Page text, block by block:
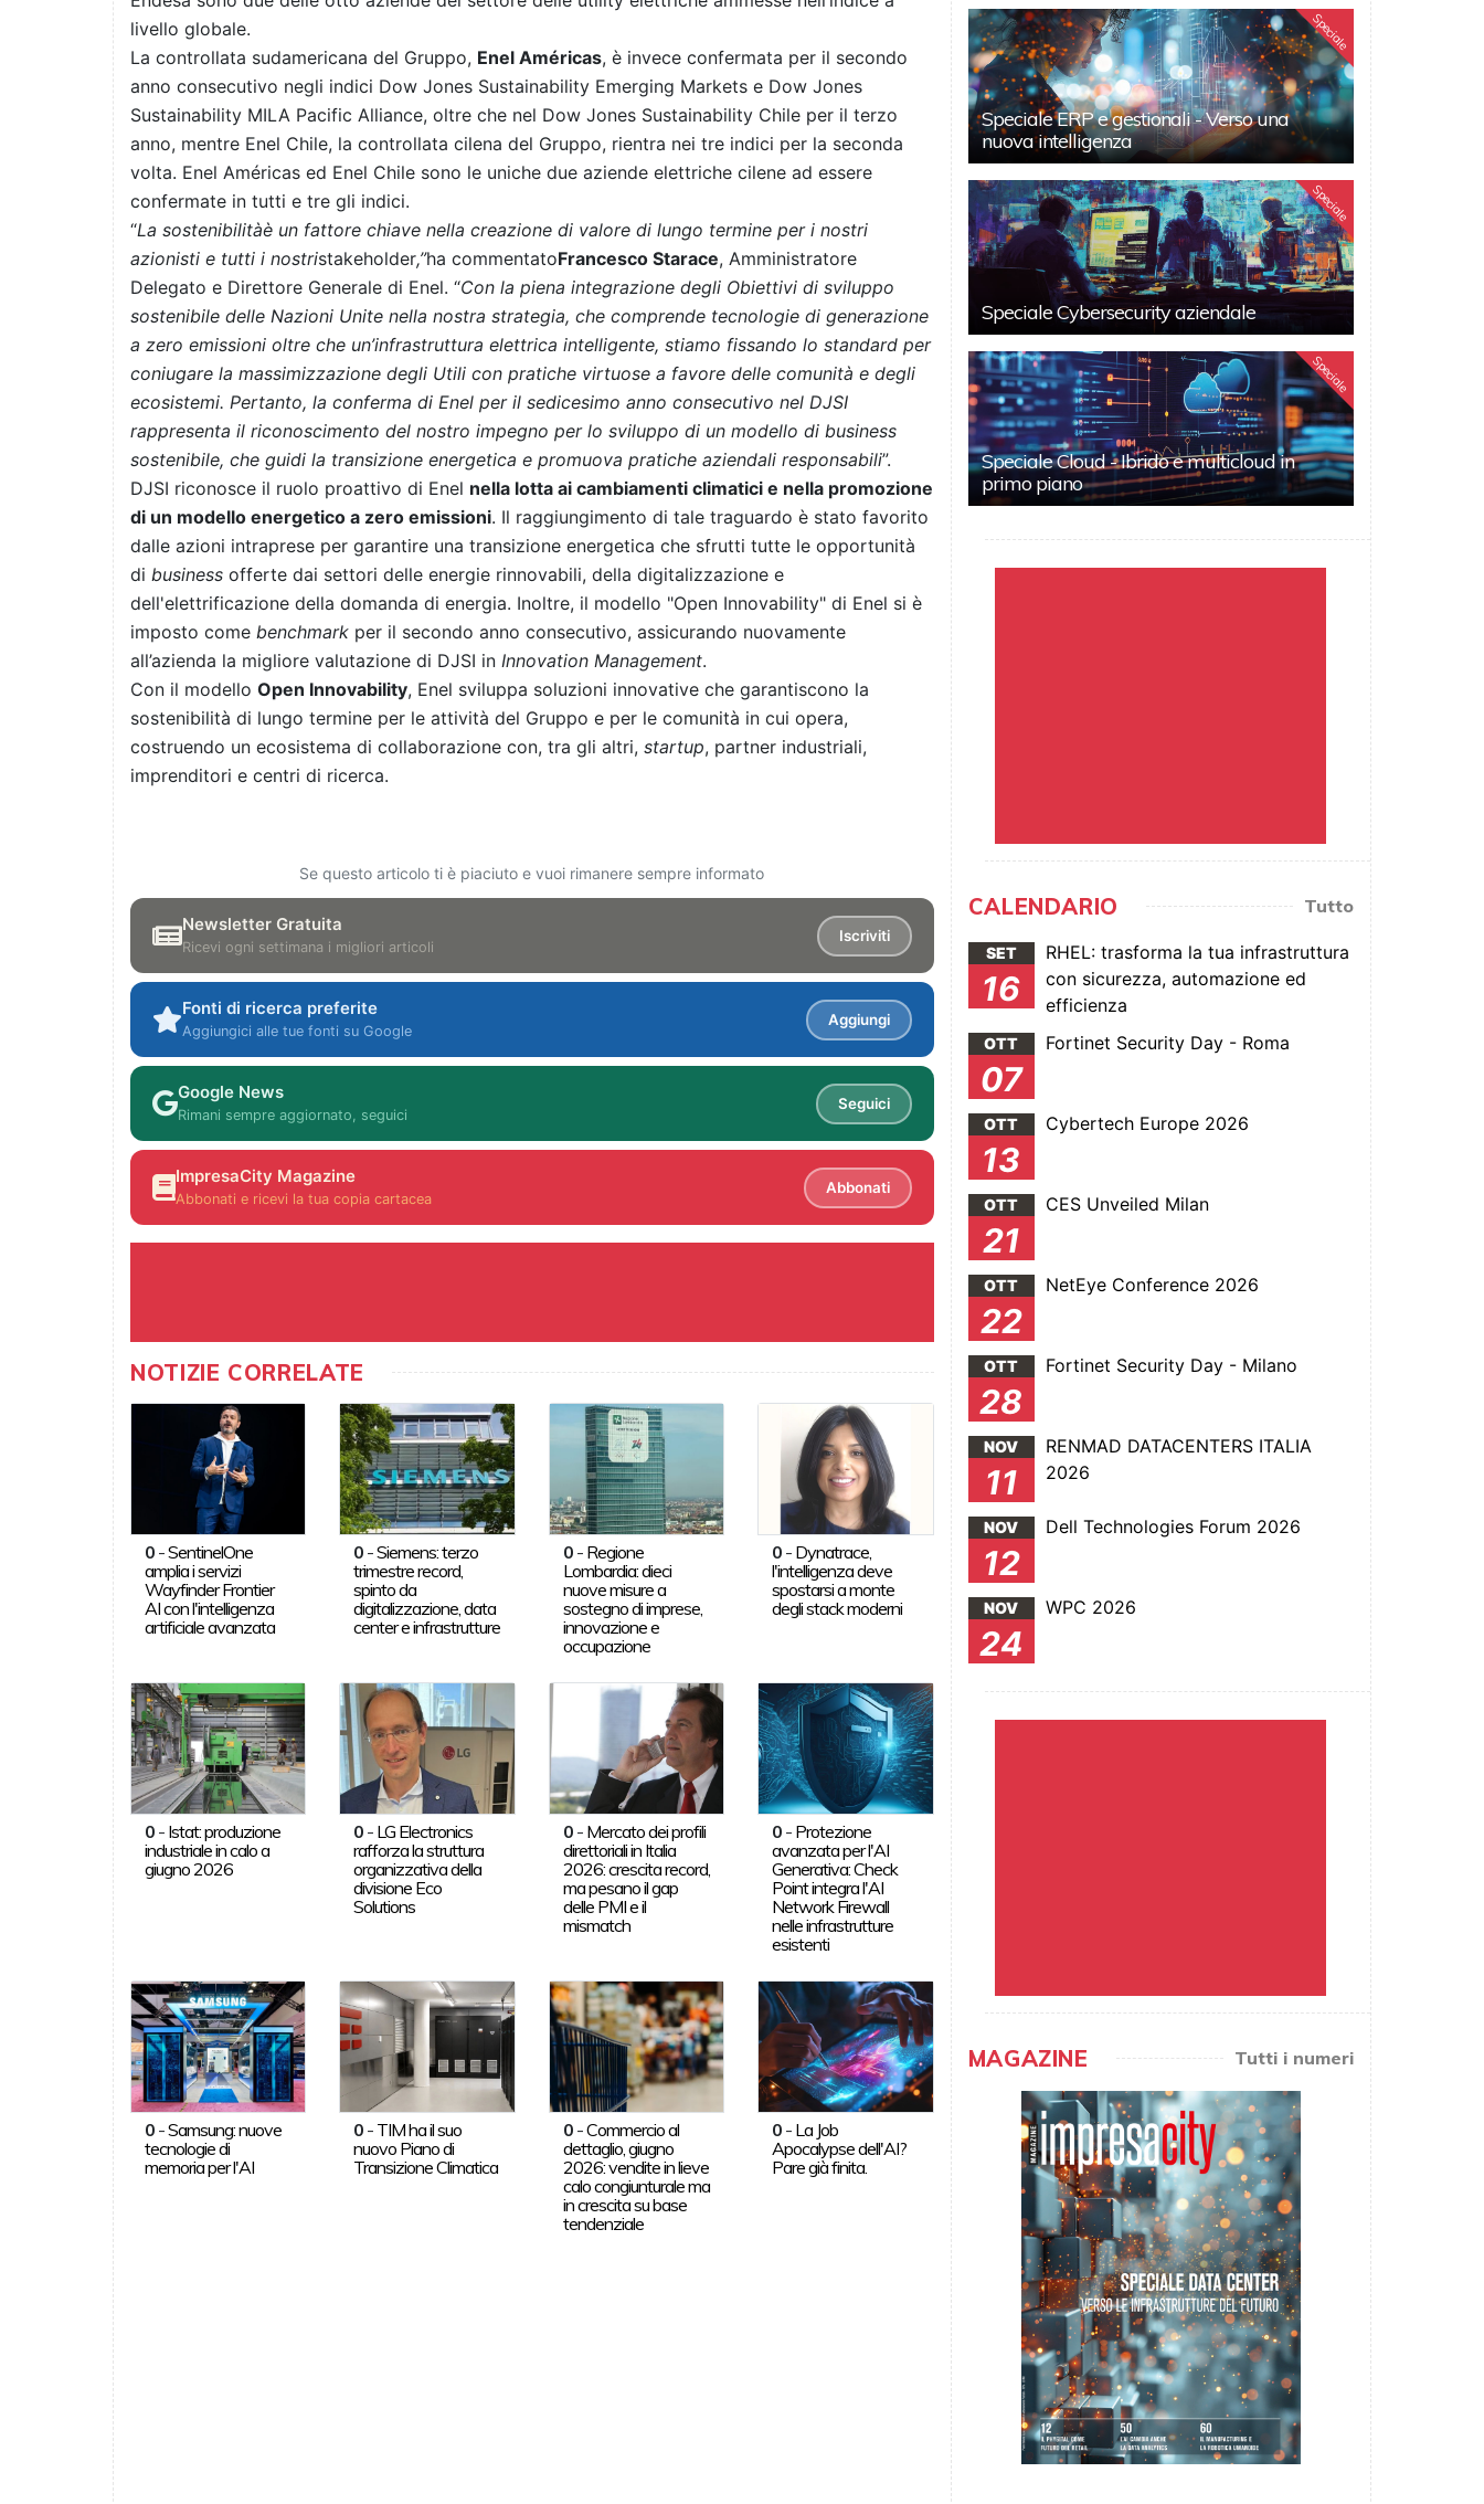
livello globale.
La controllata sudamericana del Gruppo, Enel Américas, è invece confermata per il secondo
anno consecutivo negli indici Dow Jones Sustainability Emerging Markets e Dow Jones
Sustainability MILA Pacific Alliance, oltre che nel Dow Jones Sustainability Chile per il terzo
anno, mentre Enel Chile, la controllata cilena del Gruppo, rientra nei tre indici per la seconda
volta. Enel Américas ed Enel Chile sono le uniche due aziende elettriche cilene ad essere
confermate in tutti e tre gli indici.
“La sostenibilitàè un fattore chiave nella creazione di valore di lungo termine per i nostri
azionisti e tutti i nostristakeholder,”ha commentatoFrancesco Starace, Amministratore
Delegato e Direttore Generale di Enel. “Con la piena integrazione degli Obiettivi di sviluppo
sostenibile delle Nazioni Unite nella nostra strategia, che comprende tecnologie di generazione
a zero emissioni oltre che un’infrastruttura elettrica intelligente, stiamo fissando lo standard per
coniugare la massimizzazione degli Utili con pratiche virtuose a favore delle comunità e degli
ecosistemi. Pertanto, la conferma di Enel per il sedicesimo anno consecutivo nel DJSI
rappresenta il riconoscimento del nostro impegno per lo sviluppo di un modello di business
sostenibile, che guidi la transizione energetica e promuova pratiche aziendali responsabili”.
DJSI riconosce il ruolo proattivo di Enel nella lotta ai cambiamenti climatici e nella promozione
di un modello energetico a zero emissioni. Il raggiungimento di tale traguardo è stato favorito
dalle azioni intraprese per garantire una transizione energetica che sfrutti tutte le opportunità
di business offerte dai settori delle energie rinnovabili, della digitalizzazione e
dell'elettrificazione della domanda di energia. Inoltre, il modello "Open Innovability" di Enel si è
imposto come benchmark per il secondo anno consecutivo, assicurando nuovamente
all’azienda la migliore valutazione di DJSI in Innovation Management.
Con il modello Open Innovability, Enel sviluppa soluzioni innovative che garantiscono la
sostenibilità di lungo termine per le attività del Gruppo e per le comunità in cui opera,
costruendo un ecosistema di collaborazione con, tra gli altri, startup, partner industriali,
imprenditori e centri di ricerca.
Se questo articolo ti è piaciuto e vuoi rimanere sempre informato
Newsletter Gratuita
Ricevi ogni settimana i migliori articoli
Iscriviti
Fonti di ricerca preferite
Aggiungici alle tue fonti su Google
Aggiungi
Google News
Rimani sempre aggiornato, seguici
Seguici
ImpresaCity Magazine
Abbonati e ricevi la tua copia cartacea
Abbonati
NOTIZIE CORRELATE
0-SentinelOne
amplia i servizi
Wayfinder Frontier
AI con l'intelligenza
artificiale avanzata
0 -Siemens: terzo
trimestre record,
spinto da
digitalizzazione, data
center e infrastrutture
0- Regione
Lombardia: dieci
nuove misure a
sostegno di imprese,
innovazione e
occupazione
0 - Dynatrace,
l'intelligenza deve
spostarsi a monte
degli stack moderni
0- Istat: produzione
industriale in calo a
giugno 2026
0 - LG Electronics
rafforza la struttura
organizzativa della
divisione Eco
Solutions
0- Mercato dei profili
direttoriali in Italia
2026: crescita record,
ma pesano il gap
delle PMI e il
mismatch
0 - Protezione
avanzata per l'AI
Generativa: Check
Point integra l'AI
Network Firewall
nelle infrastrutture
esistenti
0-Samsung: nuove
tecnologie di
memoria per l'AI
0 - TIM ha il suo
nuovo Piano di
Transizione Climatica
0-Commercio al
dettaglio, giugno
2026: vendite in lieve
calo congiunturale ma
in crescita su base
tendenziale
0 - La Job
Apocalypse dell'AI?
Pare già finita.
Speciale
Speciale ERP e gestionali - Verso una
nuova intelligenza
Speciale
Speciale Cybersecurity aziendale
Speciale
Speciale Cloud - Ibrido e multicloud in
primo piano
CALENDARIO Tutto
SET
16
RHEL: trasforma la tua infrastruttura
con sicurezza, automazione ed
efficienza
OTT
07
Fortinet Security Day - Roma
OTT
13
Cybertech Europe 2026
OTT
21
CES Unveiled Milan
OTT
22
NetEye Conference 2026
OTT
28
Fortinet Security Day - Milano
NOV
11
RENMAD DATACENTERS ITALIA
2026
NOV
12
Dell Technologies Forum 2026
NOV
24
WPC 2026
MAGAZINE Tutti i numeri